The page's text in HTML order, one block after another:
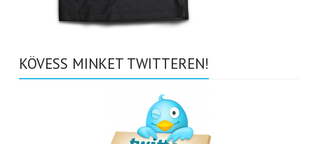
KÖVESS MINKET TWITTEREN!